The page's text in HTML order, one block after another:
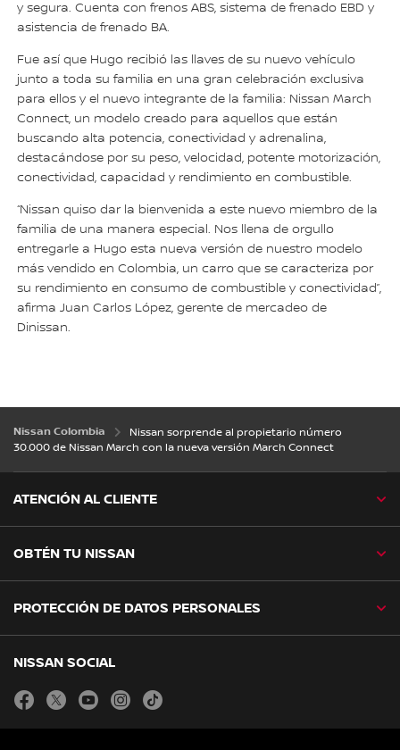
y segura. Cuenta con frenos ABS, sistema de frenado EBD y
asistencia de frenado BA.
Fue así que Hugo recibió las llaves de su nuevo vehículo
junto a toda su familia en una gran celebración exclusiva
para ellos y el nuevo integrante de la familia: Nissan March
Connect, un modelo creado para aquellos que están
buscando alta potencia, conectividad y adrenalina,
destacándose por su peso, velocidad, potente motorización,
conectividad, capacidad y rendimiento en combustible.
“Nissan quiso dar la bienvenida a este nuevo miembro de la
familia de una manera especial. Nos llena de orgullo
entregarle a Hugo esta nueva versión de nuestro modelo
más vendido en Colombia, un carro que se caracteriza por
su rendimiento en consumo de combustible y conectividad”,
afirma Juan Carlos López, gerente de mercadeo de
Dinissan.
Nissan Colombia
Nissan sorprende al propietario número
30.000 de Nissan March con la nueva versión March Connect
ATENCIÓN AL CLIENTE
OBTÉN TU NISSAN
PROTECCIÓN DE DATOS PERSONALES
NISSAN SOCIAL
facebooktwitter youtube instagram